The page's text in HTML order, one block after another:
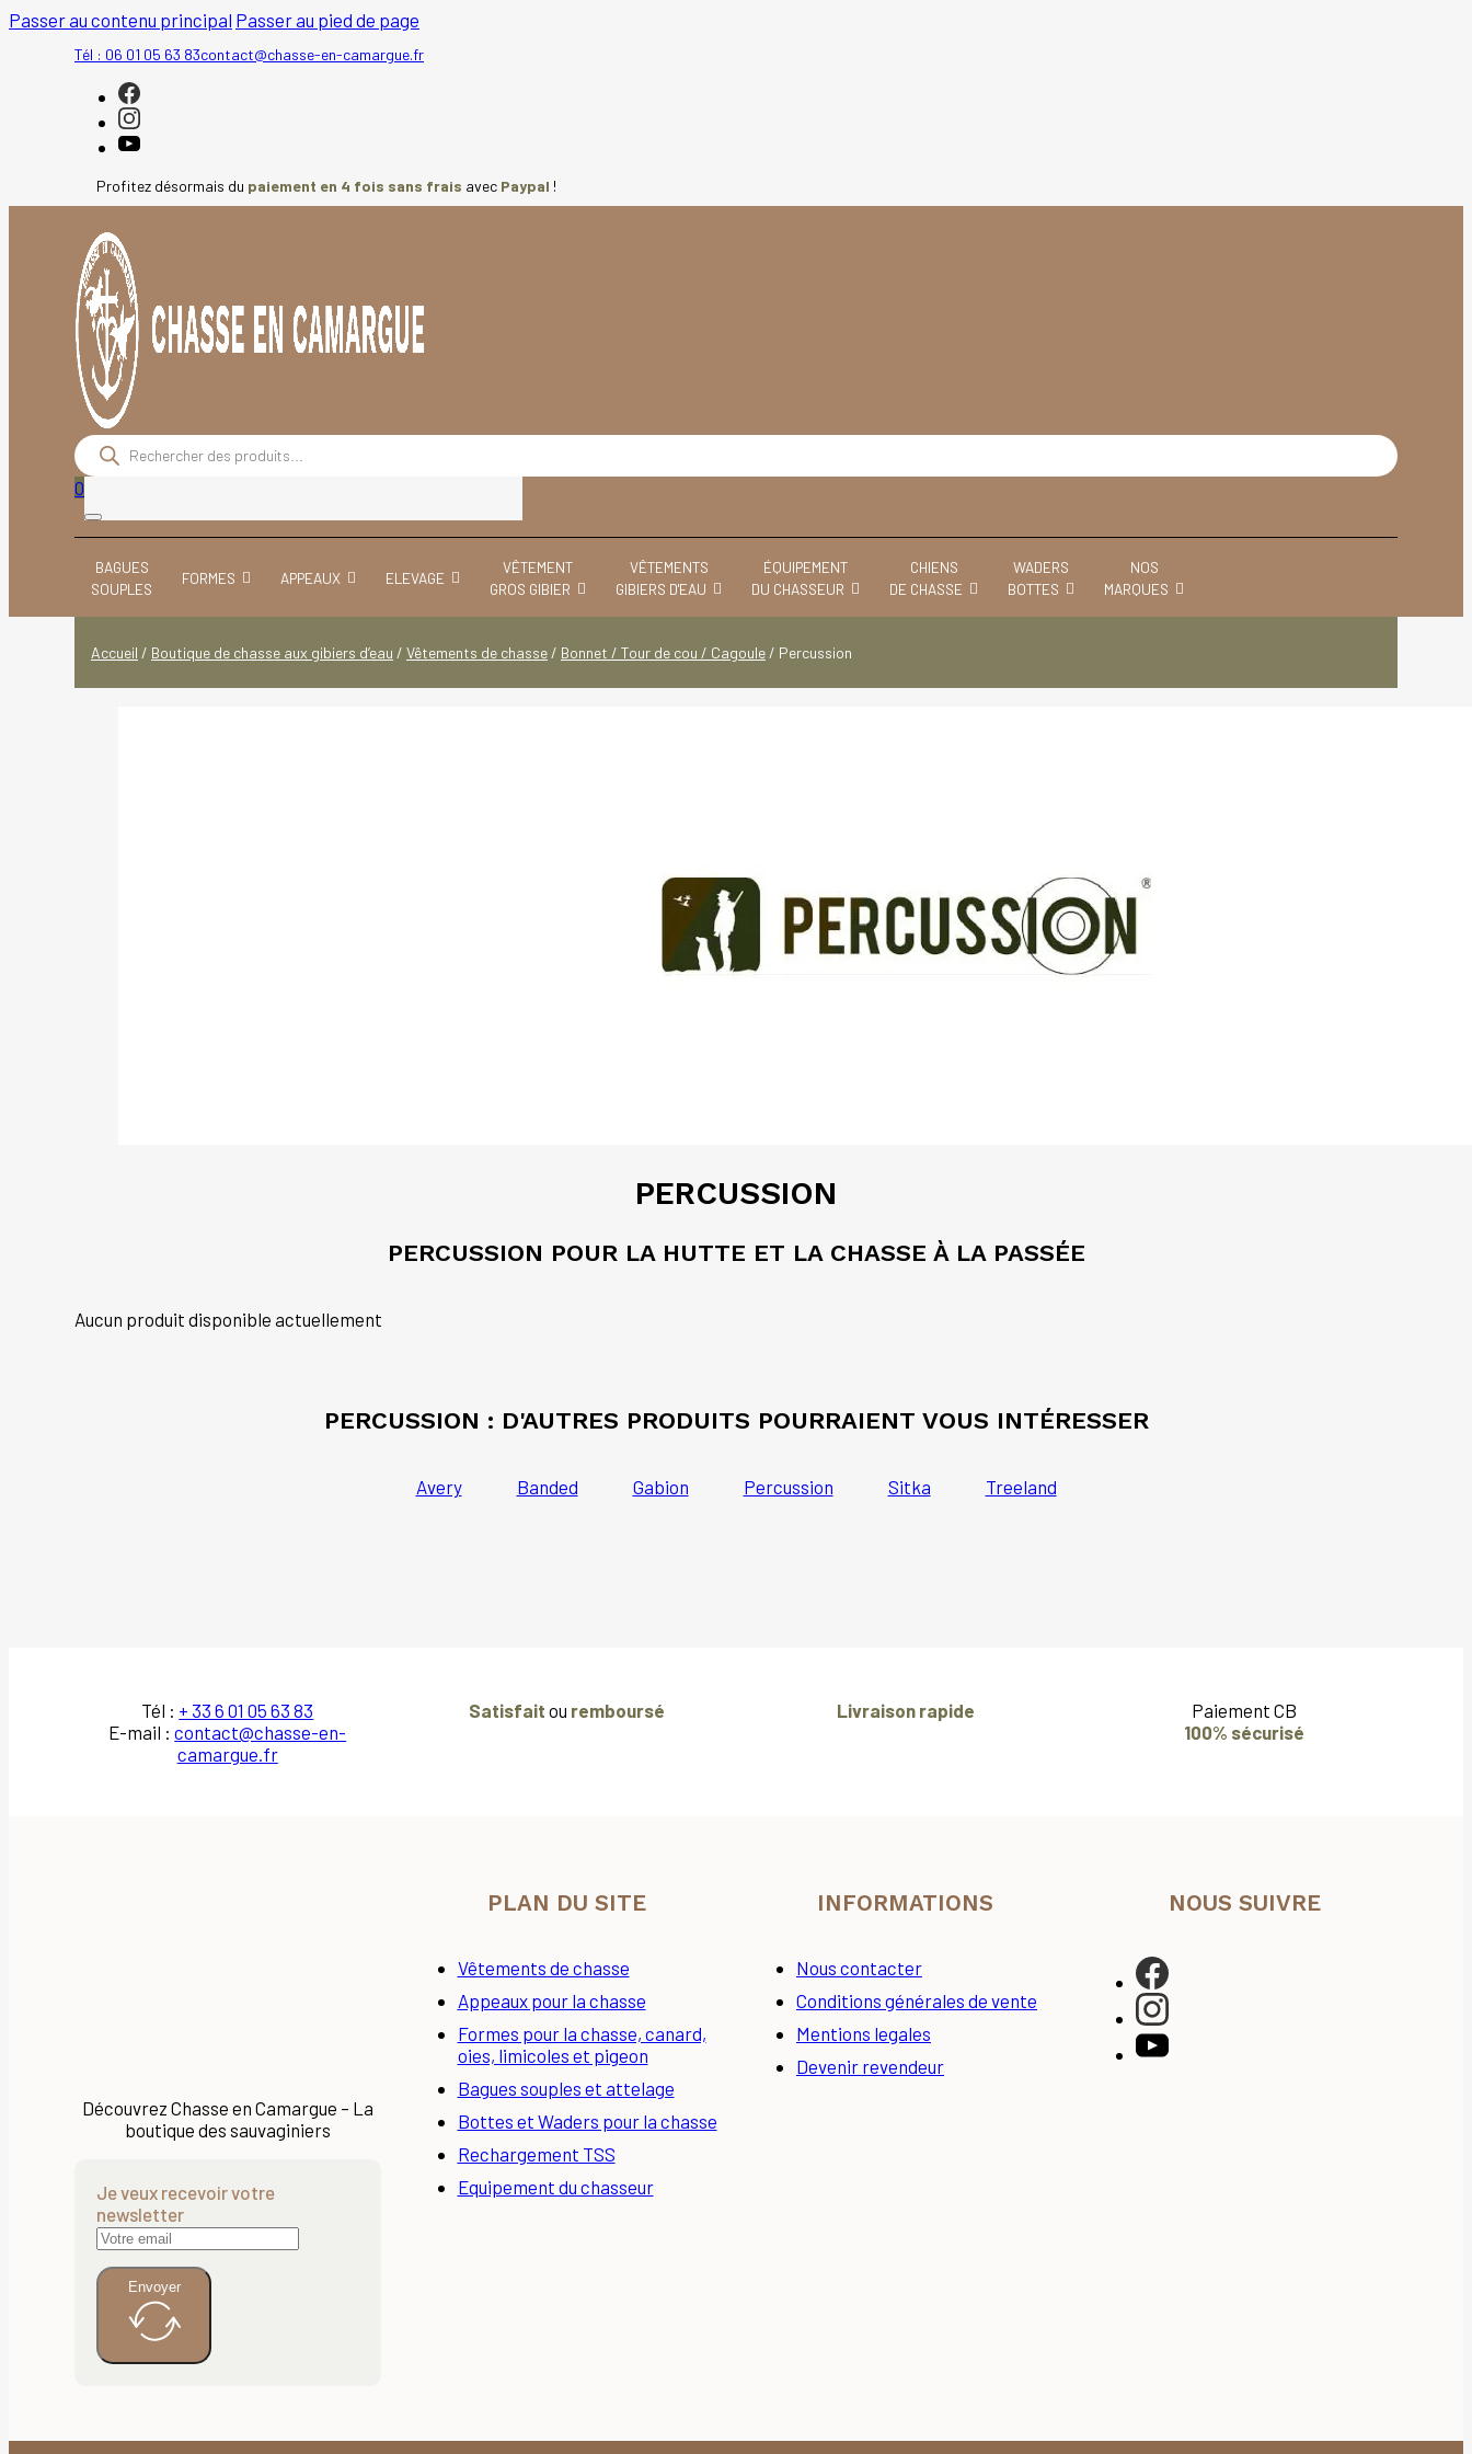
Passer au contenu principal Passer au pied de page
Tél : 06 01 05 63 83contact@chasse-en-camargue.fr
Profitez désormais du paiement en 4 fois sans frais avec Paypal !
Recherche
de
produits
0
BAGUES
SOUPLES
FORMES APPEAUX ELEVAGE
VÊTEMENT
GROS GIBIER
VÊTEMENTS
GIBIERS D'EAU
ÉQUIPEMENT
DU CHASSEUR
CHIENS
DE CHASSE
WADERS
BOTTES
NOS
MARQUES
Accueil / Boutique de chasse aux gibiers d’eau / Vêtements de chasse / Bonnet / Tour de cou / Cagoule / Percussion
PERCUSSION
PERCUSSION POUR LA HUTTE ET LA CHASSE À LA PASSÉE
Aucun produit disponible actuellement
PERCUSSION : D'AUTRES PRODUITS POURRAIENT VOUS INTÉRESSER
Avery Banded Gabion Percussion Sitka Treeland
Tél : + 33 6 01 05 63 83
E-mail :contact@chasse-en-
camargue.fr
Satisfait ou remboursé Livraison rapide
Paiement CB
100% sécurisé
Découvrez Chasse en Camargue – La
boutique des sauvaginiers
Je veux recevoir votre
newsletter
Envoyer
PLAN DU SITE
Vêtements de chasse
Appeaux pour la chasse
Formes pour la chasse, canard,
oies, limicoles et pigeon
Bagues souples et attelage
Bottes et Waders pour la chasse
Rechargement TSS
Equipement du chasseur
INFORMATIONS
Nous contacter
Conditions générales de vente
Mentions legales
Devenir revendeur
NOUS SUIVRE